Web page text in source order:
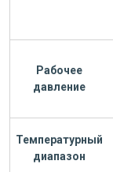
Рабочее
давление
Температурный
диапазон